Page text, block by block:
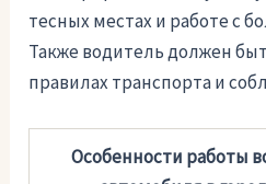
тесных местах и работе с
Также водитель должен
правилах транспорта и
Особенности работы